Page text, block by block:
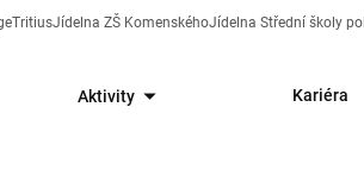
TritiusJídelna ZŠ KomenskéhoJídelna Střední školy
Aktivity Kariéra